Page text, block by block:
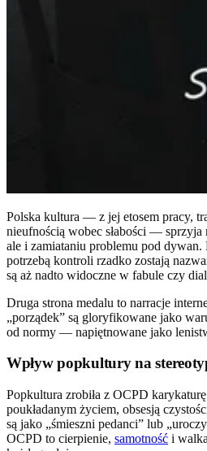
Polska kultura — z jej etosem pracy,
nieufnością wobec słabości —
ale i zamiataniu problemu pod
potrzebą kontroli rzadko zostają
są aż nadto widoczne w fabule czy
Druga strona medalu to narracje
„porządek” są gloryfikowane jako
od normy — napiętnowane jako
Wpływ popkultury na
Popkultura zrobiła z OCPD
poukładanym życiem, obsesją
są jako „śmieszni pedanci” lub
OCPD to cierpienie, samotność i